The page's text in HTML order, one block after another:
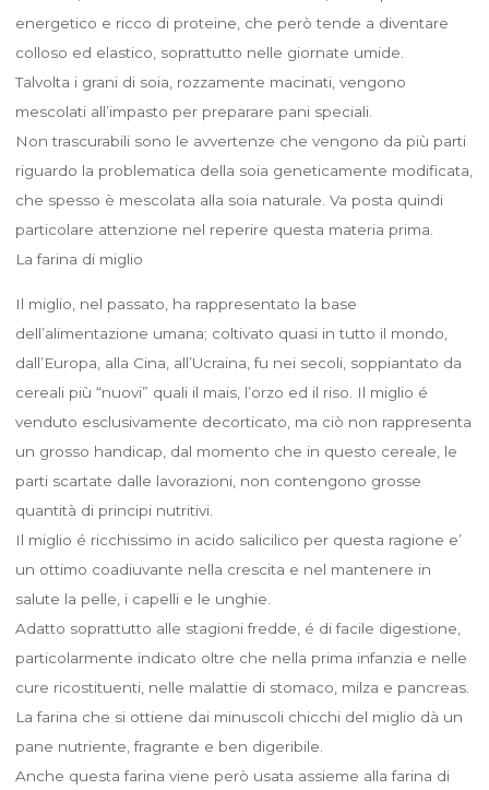
energetico e ricco di proteine, che però tende a diventare
colloso ed elastico, soprattutto nelle giornate umide.
Talvolta i grani di soia, rozzamente macinati, vengono
mescolati all’impasto per preparare pani speciali.
Non trascurabili sono le avvertenze che vengono da più parti
riguardo la problematica della soia geneticamente modificata,
che spesso è mescolata alla soia naturale. Va posta quindi
particolare attenzione nel reperire questa materia prima.
La farina di miglio
Il miglio, nel passato, ha rappresentato la base
dell’alimentazione umana; coltivato quasi in tutto il mondo,
dall’Europa, alla Cina, all’Ucraina, fu nei secoli, soppiantato da
cereali più “nuovi” quali il mais, l’orzo ed il riso. Il miglio é
venduto esclusivamente decorticato, ma ciò non rappresenta
un grosso handicap, dal momento che in questo cereale, le
parti scartate dalle lavorazioni, non contengono grosse
quantità di principi nutritivi.
Il miglio é ricchissimo in acido salicilico per questa ragione e’
un ottimo coadiuvante nella crescita e nel mantenere in
salute la pelle, i capelli e le unghie.
Adatto soprattutto alle stagioni fredde, é di facile digestione,
particolarmente indicato oltre che nella prima infanzia e nelle
cure ricostituenti, nelle malattie di stomaco, milza e pancreas.
La farina che si ottiene dai minuscoli chicchi del miglio dà un
pane nutriente, fragrante e ben digeribile.
Anche questa farina viene però usata assieme alla farina di